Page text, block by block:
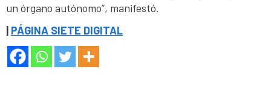
un órgano autónomo”, manifestó.
| PÁGINA SIETE DIGITAL